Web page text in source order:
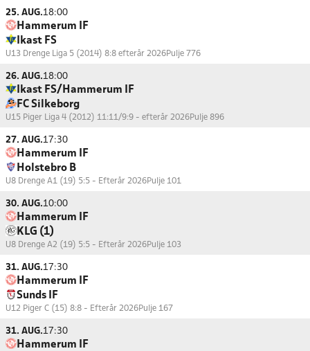
25. AUG.18:00
Hammerum IF
Ikast FS
U13 Drenge Liga 5 (2014) 8:8 efterår 2026Pulje 776
26. AUG.18:00
Ikast FS/Hammerum IF
FC Silkeborg
U15 Piger Liga 4 (2012) 11:11/9:9 - efterår 2026Pulje 896
27. AUG.17:30
Hammerum IF
Holstebro B
U8 Drenge A1 (19) 5:5 - Efterår 2026Pulje 101
30. AUG.10:00
Hammerum IF
KLG (1)
U8 Drenge A2 (19) 5:5 - Efterår 2026Pulje 103
31. AUG.17:30
Hammerum IF
Sunds IF
U12 Piger C (15) 8:8 - Efterår 2026Pulje 167
31. AUG.17:30
Hammerum IF